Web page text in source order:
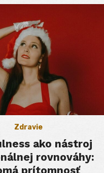
Zdravie
ako nástroj
rovnováhy:
prítomnosť